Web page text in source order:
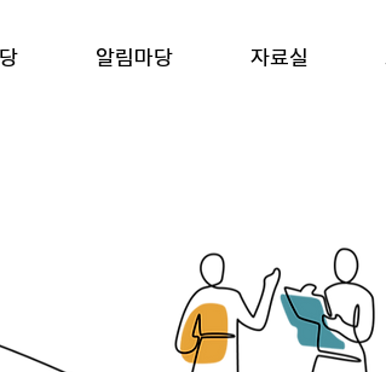
알림마당 자료실